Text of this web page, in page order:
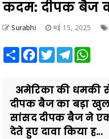
कदम: दीपक बैज
Surabhi मई 15, 2025
Share Facebook
TwitterTelegram
अमेरिका की धमकी
दीपक बैज का बड़ा
सांसद दीपक बैज ने
देते हुए दावा किया ह...